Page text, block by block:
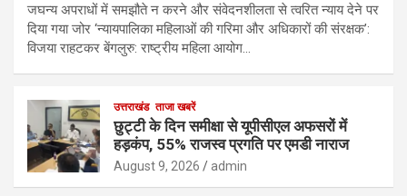
जघन्य अपराधों में समझौते न करने और संवेदनशीलता से त्वरित न्याय देने पर
दिया गया जोर ‘न्यायपालिका महिलाओं की गरिमा और अधिकारों की संरक्षक’:
विजया राहटकर बेंगलुरु: राष्ट्रीय महिला आयोग…
उत्तराखंड ताजा खबरें
छुट्टी के दिन समीक्षा से यूपीसीएल अफसरों में
हड़कंप, 55% राजस्व प्रगति पर एमडी नाराज
August 9, 2026 admin